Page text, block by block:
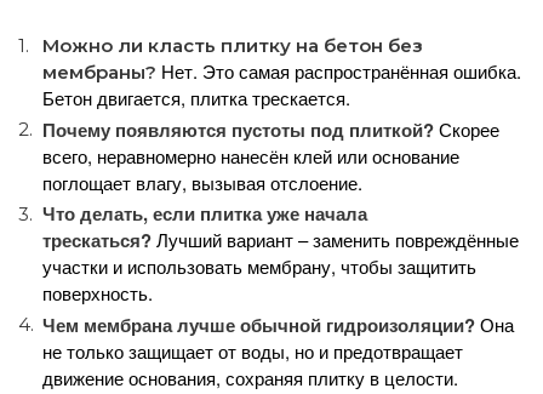
Можно ли класть плитку на бетон без
мембраны? Нет. Это самая распространённая ошибка.
Бетон двигается, плитка трескается.
Почему появляются пустоты под плиткой?Скорее
всего, неравномерно нанесён клей или основание
поглощает влагу, вызывая отслоение.
Что делать, если плитка уже начала
трескаться?Лучший вариант – заменить повреждённые
участки и использовать мембрану, чтобы защитить
поверхность.
Чем мембрана лучше обычной гидроизоляции?Она
не только защищает от воды, но и предотвращает
движение основания, сохраняя плитку в целости.